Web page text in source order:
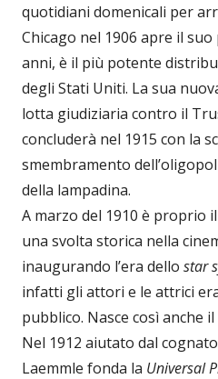
quotidiani domenicali per
Chicago nel 1906 apre il
anni, è il più potente
degli Stati Uniti. La sua
lotta giudiziaria contro il
concluderà nel 1915 con la
smembramento
della lampadina.
A marzo del 1910 è proprio
una svolta storica nella
inaugurando l’era dello star
infatti gli attori e le attrici
pubblico. Nasce così anche
Nel 1912 aiutato dal cognato
Laemmle fonda la Universal